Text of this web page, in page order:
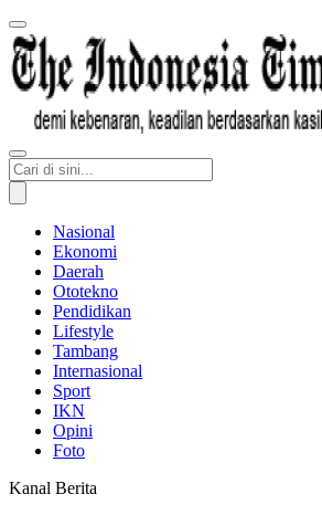
Nasional
Ekonomi
Daerah
Ototekno
Pendidikan
Lifestyle
Tambang
Internasional
Sport
IKN
Opini
Foto
Kanal Berita